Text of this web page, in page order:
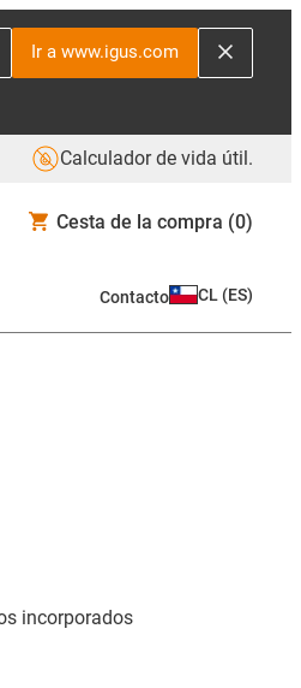
Ir a www.igus.com
Calculador de vida útil.
Cesta de la compra (0)
Contacto CL (ES)
incorporados